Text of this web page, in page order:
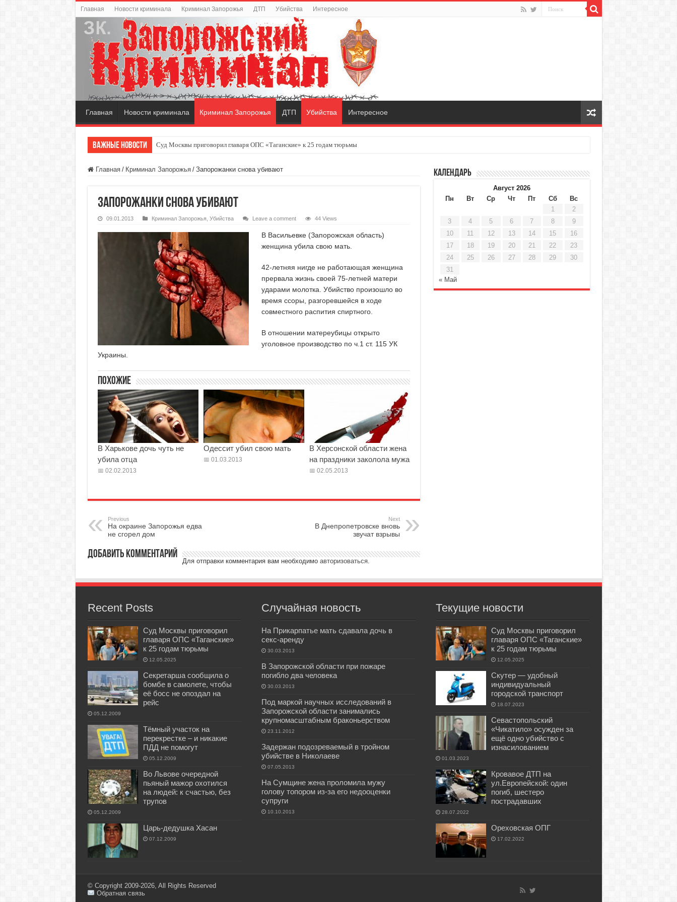
Главная Новости криминала Криминал Запорожья ДТП Убийства Интересное
Главная Новости криминала Криминал Запорожья ДТП Убийства Интересное
Важные новости Суд Москвы приговорил главаря ОПС «Таганские» к 25 годам тюрьмы
Главная / Криминал Запорожья / Запорожанки снова убивают
Запорожанки снова убивают
09.01.2013 Криминал Запорожья Убийства Leave a comment 44 Views
В Васильевке (Запорожская область)
женщина убила свою мать.
42-летняя нигде не работающая женщина
прервала жизнь своей 75-летней матери
ударами молотка. Убийство произошло во
время ссоры, разгоревшейся в ходе
совместного распития спиртного.
В отношении матереубицы открыто
уголовное производство по ч.1 ст. 115 УК
Украины.
Похожие
В Харькове дочь чуть не
убила отца
02.02.2013
Одессит убил свою мать
01.03.2013
В Херсонской области жена
на праздники заколола мужа
02.05.2013
Previous
На окраине Запорожья едва
не сгорел дом
Next
В Днепропетровске вновь
звучат взрывы
Добавить комментарий
Для отправки комментария вам необходимо авторизоваться.
Календарь
Август 2026
Пн
Вт Ср Чт Пт Сб
Вс
1
2
3
4 5 6 7 8
9
10
11 12 13 14 15
16
17
18 19 20 21 22
23
24
25 26 27 28 29
30
31
« Май
Recent Posts
Суд Москвы приговорил
главаря ОПС «Таганские»
к 25 годам тюрьмы
12.05.2025
Секретарша сообщила о
бомбе в самолете, чтобы
её босс не опоздал на
рейс
05.12.2009
Тёмный участок на
перекрестке – и никакие
ПДД не помогут
05.12.2009
Во Львове очередной
пьяный мажор охотился
на людей: к счастью, без
трупов
05.12.2009
Царь-дедушка Хасан
07.12.2009
Случайная новость
На Прикарпатье мать сдавала дочь в
секс-аренду
30.03.2013
В Запорожской области при пожаре
погибло два человека
30.03.2013
Под маркой научных исследований в
Запорожской области занимались
крупномасштабным браконьерством
23.11.2012
Задержан подозреваемый в тройном
убийстве в Николаеве
07.05.2013
На Сумщине жена проломила мужу
голову топором из-за его недооценки
супруги
10.10.2013
Текущие новости
Суд Москвы приговорил
главаря ОПС «Таганские»
к 25 годам тюрьмы
12.05.2025
Скутер — удобный
индивидуальный
городской транспорт
18.07.2023
Севастопольский
«Чикатило» осужден за
ещё одно убийство с
изнасилованием
01.03.2023
Кровавое ДТП на
ул.Европейской: один
погиб, шестеро
пострадавших
28.07.2022
Ореховская ОПГ
17.02.2022
© Copyright 2009-2026, All Rights Reserved
Обратная связь